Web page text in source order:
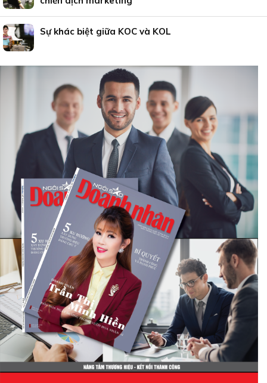
Sự khác biệt giữa KOC và KOL